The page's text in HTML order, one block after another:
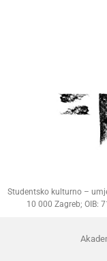
Studentsko kulturno –
10 000 Zagreb; OIB: